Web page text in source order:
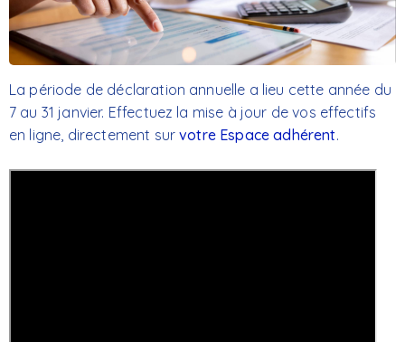
La période de déclaration annuelle a lieu cette année du
7 au 31 janvier. Effectuez la mise à jour de vos effectifs
en ligne, directement survotre Espace adhérent.